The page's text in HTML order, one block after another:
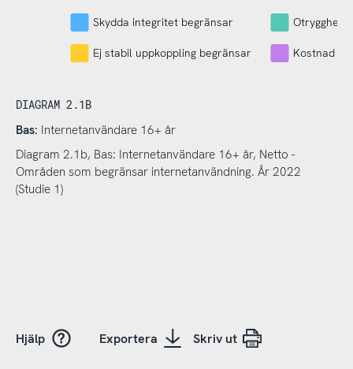
Skydda integritet begränsar Otrygghet
Ej stabil uppkoppling begränsar Kostnad
DIAGRAM 2.1B
Bas: Internetanvändare 16+ år
Diagram 2.1b, Bas: Internetanvändare 16+ år, Netto -
Områden som begränsar internetanvändning. År 2022
(Studie 1)
Hjälp Exportera Skriv ut